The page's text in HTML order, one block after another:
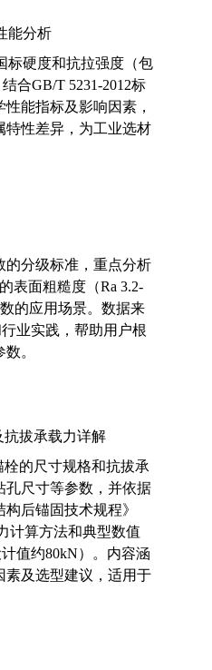
能分析
标硬度和抗拉强度（包
合GB/T 5231-2012标
能指标及影响因素，
特性差异，为工业选材
的分级标准，重点分析
表面粗糙度（Ra 3.2-
的应用场景。数据来
业实践，帮助用户根
。
抗拔承载力详解
的尺寸规格和抗拔承
孔尺寸等参数，并依据
后锚固技术规程》
计算方法和典型数值
值约80kN）。内容涵
素及选型建议，适用于